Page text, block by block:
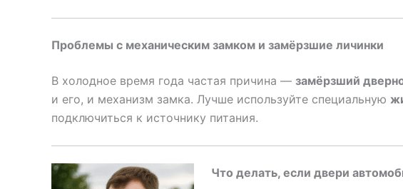
Проблемы с механическим замком и замёрзшие личинки
В холодное время года частая причина — замёрзший
и его, и механизм замка. Лучше используйте специальную
подключиться к источнику питания.
Что делать, если двери